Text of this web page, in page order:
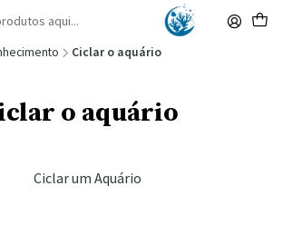
Portes Grátis desde 149,90€ (Envio extresso: 14,90€)
Ler mais
Ciclar o aquário
o aquário